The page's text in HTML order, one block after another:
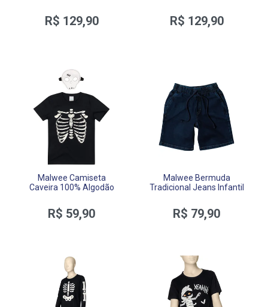
R$ 129,90 R$ 129,90
Malwee Camiseta
Caveira 100% Algodão
R$ 59,90
Malwee Bermuda
Tradicional Jeans Infantil
R$ 79,90